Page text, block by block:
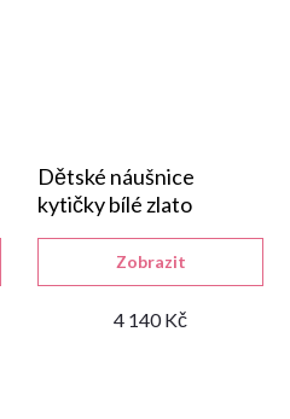
Dětské náušnice
kytičky bílé zlato
4 140 Kč
Zobrazit